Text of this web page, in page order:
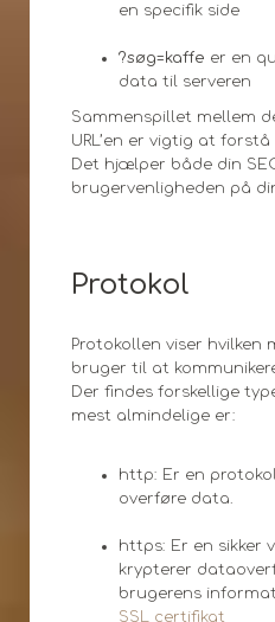
en specifik side
?søg=kaffe er en
data til serveren
Sammenspillet mellem
URL’en er vigtig at
Det hjælper både din
brugervenligheden på
Protokol
Protokollen viser hvilken
bruger til at
Der findes forskellige
mest almindelige er:
http: Er en
overføre data.
https: Er en sikker
krypterer
brugerens
SSL certifikat